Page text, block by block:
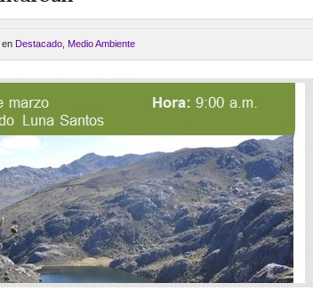
en Destacado Medio Ambiente